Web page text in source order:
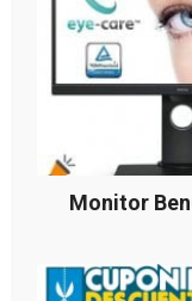
Monitor